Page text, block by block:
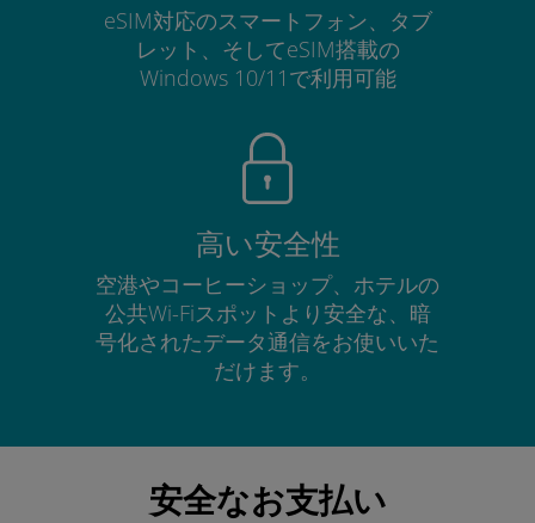
eSIM対応のスマートフォン、タブ
レット、そしてeSIM搭載の
Windows 10/11で利用可能
高い安全性
空港やコーヒーショップ、ホテルの
公共Wi-Fiスポットより安全な、暗
号化されたデータ通信をお使いいた
だけます。
安全なお支払い